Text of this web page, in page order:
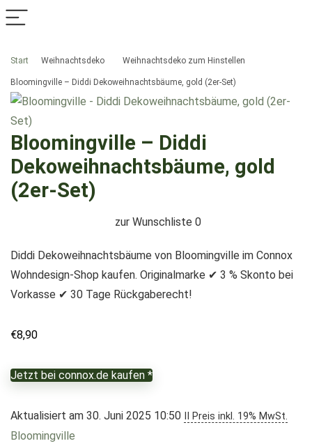
Start Weihnachtsdeko Weihnachtsdeko zum Hinstellen
Bloomingville – Diddi Dekoweihnachtsbäume, gold (2er-Set)
Bloomingville – Diddi
Dekoweihnachtsbäume, gold
(2er-Set)
zur Wunschliste 0
Diddi Dekoweihnachtsbäume von Bloomingville im Connox
Wohndesign-Shop kaufen. Originalmarke ✔ 3 % Skonto bei
Vorkasse ✔ 30 Tage Rückgaberecht!
€8,90
Jetzt bei connox.de kaufen *
Aktualisiert am 30. Juni 2025 10:50 II Preis inkl. 19% MwSt.
Bloomingville